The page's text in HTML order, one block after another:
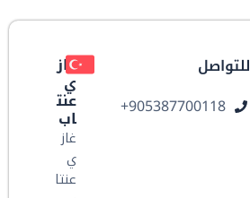
غاز
ي
عنت
اب
غاز
ي
عنتا
للتواصل
ر905387700118+